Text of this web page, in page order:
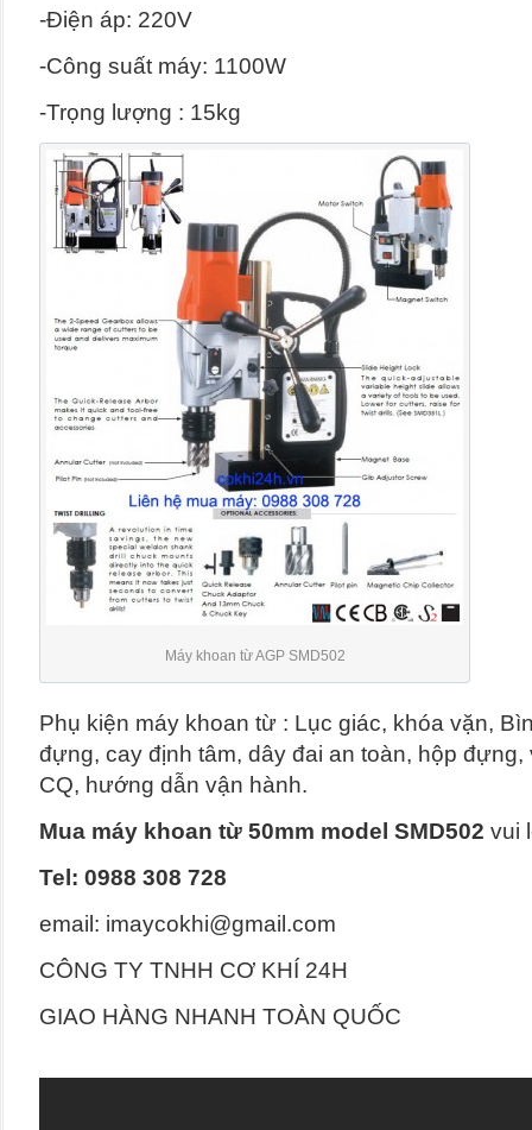
-Điện áp: 220V
-Công suất máy: 1100W
-Trọng lượng : 15kg
Máy khoan từ AGP SMD502
Phụ kiện máy khoan từ : Lục giác, khóa vặn,
đựng, cay định tâm, dây đai an toàn, hộp
CQ, hướng dẫn vận hành.
Mua máy khoan từ 50mm model SMD502 vui
Tel: 0988 308 728
email: imaycokhi@gmail.com
CÔNG TY TNHH CƠ KHÍ 24H
GIAO HÀNG NHANH TOÀN QUỐC